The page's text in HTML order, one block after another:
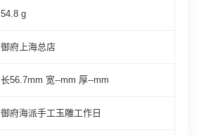
54.8 g
御府上海总店
长56.7mm 宽--mm 厚--mm
御府海派手工玉雕工作日